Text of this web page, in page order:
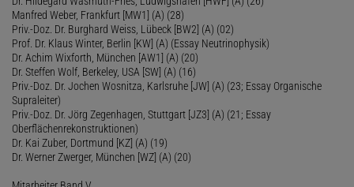
Manfred Weber, Frankfurt [MW1] (A) (28)
Priv.-Doz. Dr. Burghard Weiss, Lübeck [BW2] (A) (02)
Prof. Dr. Klaus Winter, Berlin [KW] (A) (Essay Neutrinophysik)
Dr. Achim Wixforth, München [AW1] (A) (20)
Dr. Steffen Wolf, Berkeley, USA [SW] (A) (16)
Priv.-Doz. Dr. Jochen Wosnitza, Karlsruhe [JW] (A) (23; Essay Organische
Supraleiter)
Priv.-Doz. Dr. Jörg Zegenhagen, Stuttgart [JZ3] (A) (21; Essay
Oberflächenrekonstruktionen)
Dr. Kai Zuber, Dortmund [KZ] (A) (19)
Dr. Werner Zwerger, München [WZ] (A) (20)